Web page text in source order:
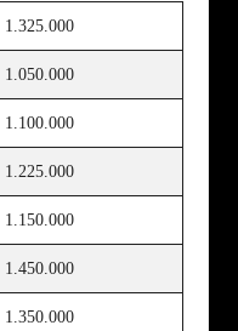
1.325.000
1.050.000
1.100.000
1.225.000
1.150.000
1.450.000
1.350.000